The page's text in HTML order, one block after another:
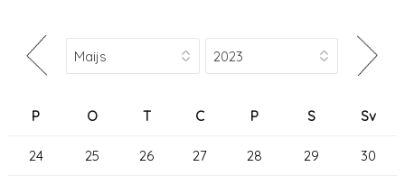
P O T C P S Sv
24 25 26 27 28 29 30